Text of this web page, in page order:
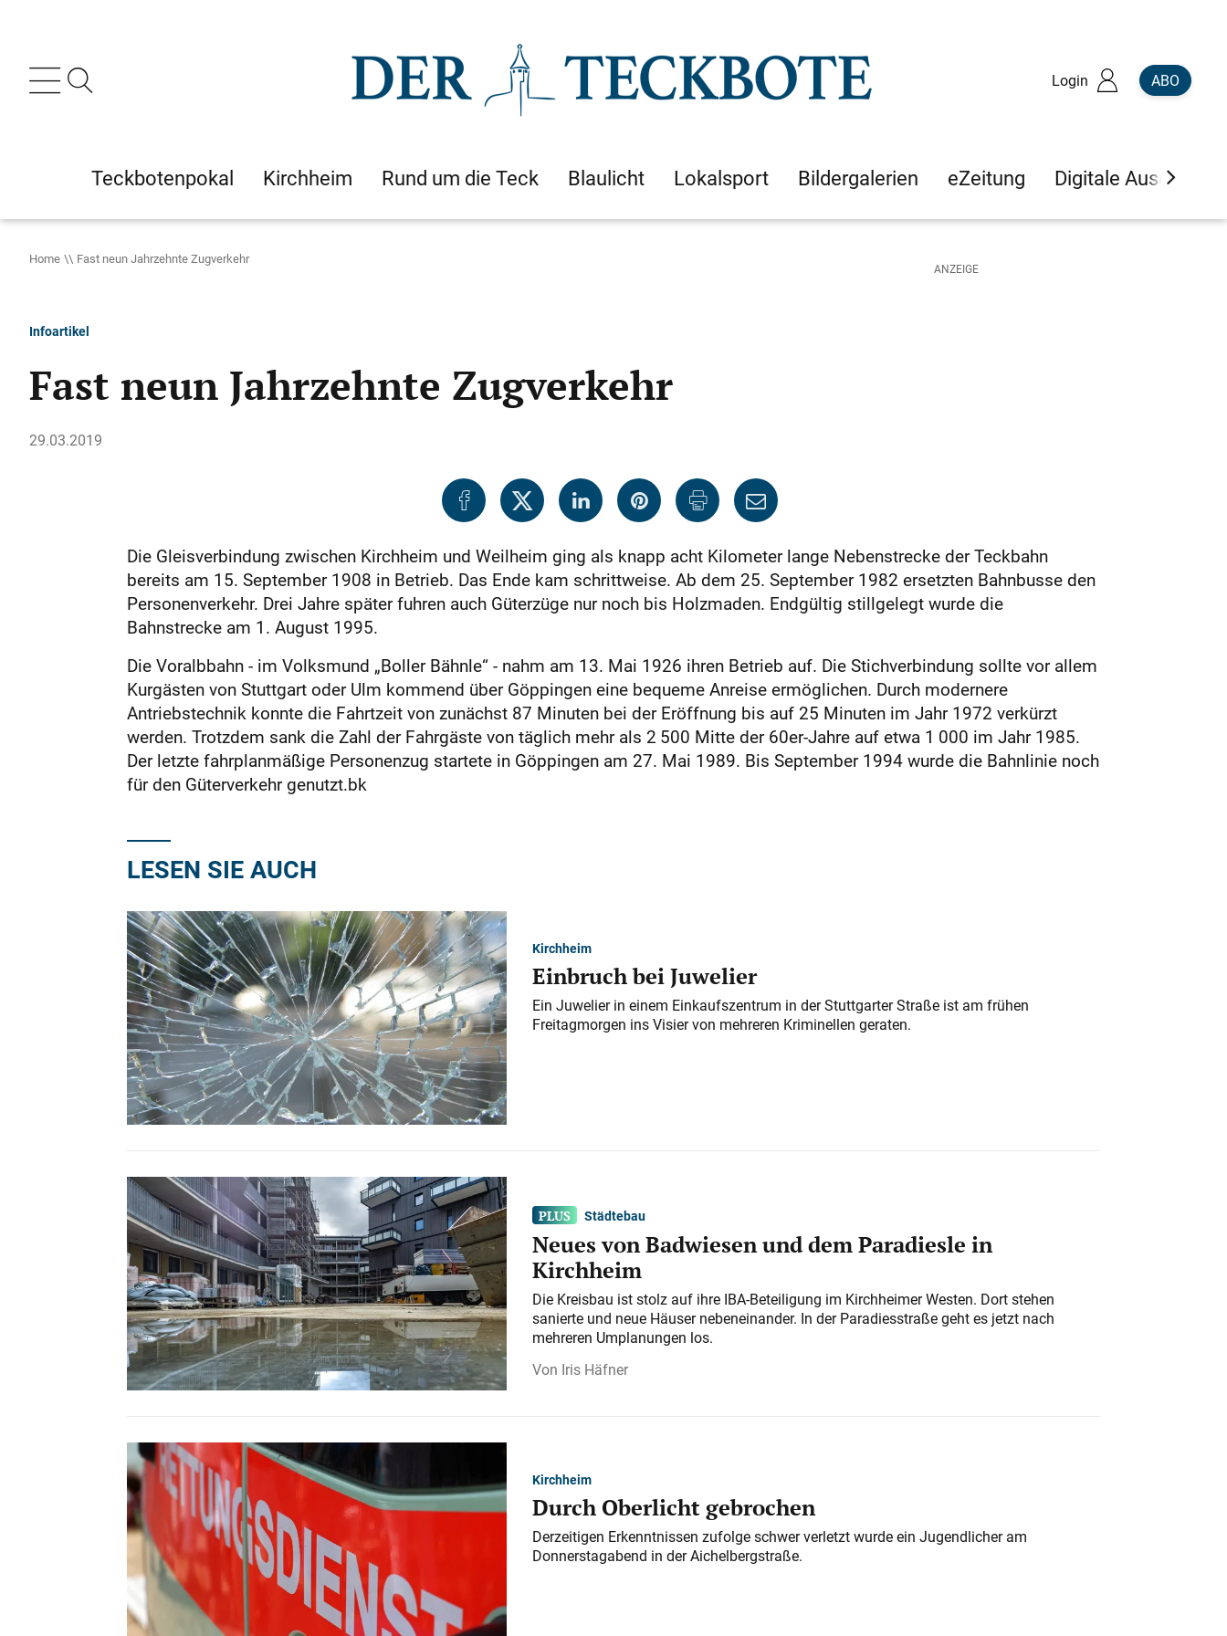
Login ABO
Teckbotenpokal Kirchheim Rund um die Teck Blaulicht Lokalsport Bildergalerien eZeitung Digitale Ausgaben
Home Fast neun Jahrzehnte Zugverkehr
Infoartikel
Fast neun Jahrzehnte Zugverkehr
29.03.2019
Die Gleisverbindung zwischen Kirchheim und Weilheim ging als knapp acht Kilometer lange Nebenstrecke der Teckbahn
bereits am 15. September 1908 in Betrieb. Das Ende kam schrittweise. Ab dem 25. September 1982 ersetzten Bahnbusse den
Personenverkehr. Drei Jahre später fuhren auch Güterzüge nur noch bis Holzmaden. Endgültig stillgelegt wurde die
Bahnstrecke am 1. August 1995.
Die Voralbbahn - im Volksmund „Boller Bähnle“ - nahm am 13. Mai 1926 ihren Betrieb auf. Die Stichverbindung sollte vor allem
Kurgästen von Stuttgart oder Ulm kommend über Göppingen eine bequeme Anreise ermöglichen. Durch modernere
Antriebstechnik konnte die Fahrtzeit von zunächst 87 Minuten bei der Eröffnung bis auf 25 Minuten im Jahr 1972 verkürzt
werden. Trotzdem sank die Zahl der Fahrgäste von täglich mehr als 2 500 Mitte der 60er-Jahre auf etwa 1 000 im Jahr 1985.
Der letzte fahrplanmäßige Personenzug startete in Göppingen am 27. Mai 1989. Bis September 1994 wurde die Bahnlinie noch
für den Güterverkehr genutzt.bk
LESEN SIE AUCH
Kirchheim
Einbruch bei Juwelier
Ein Juwelier in einem Einkaufszentrum in der Stuttgarter Straße ist am frühen
Freitagmorgen ins Visier von mehreren Kriminellen geraten.
Städtebau
Neues von Badwiesen und dem Paradiesle in
Kirchheim
Die Kreisbau ist stolz auf ihre IBA-Beteiligung im Kirchheimer Westen. Dort stehen
sanierte und neue Häuser nebeneinander. In der Paradiesstraße geht es jetzt nach
mehreren Umplanungen los.
Iris Häfner
Kirchheim
Durch Oberlicht gebrochen
Derzeitigen Erkenntnissen zufolge schwer verletzt wurde ein Jugendlicher am
Donnerstagabend in der Aichelbergstraße.